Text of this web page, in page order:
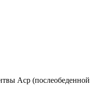
Аср (послеобеденной